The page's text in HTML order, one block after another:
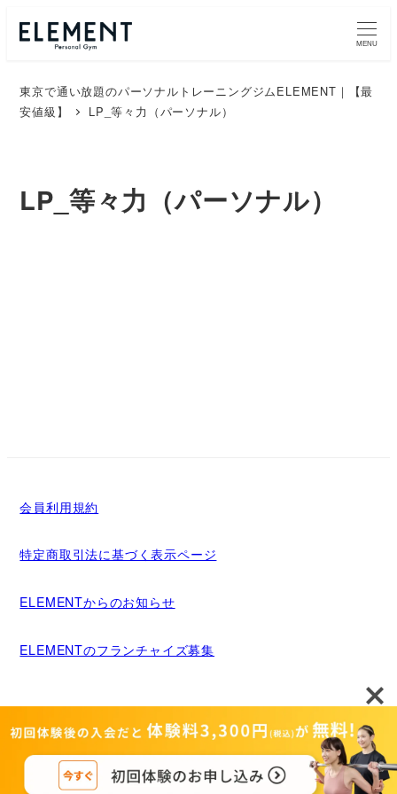
MENU
東京で通い放題のパーソナルトレーニングジムELEMENT｜【最
安値級】
LP_等々力（パーソナル）
LP_等々力（パーソナル）
会員利用規約
特定商取引法に基づく表示ページ
ELEMENTからのお知らせ
ELEMENTのフランチャイズ募集
メディア掲載について 運営者情報
Copyright©MIGRIDS INC. ALL rights reserved.